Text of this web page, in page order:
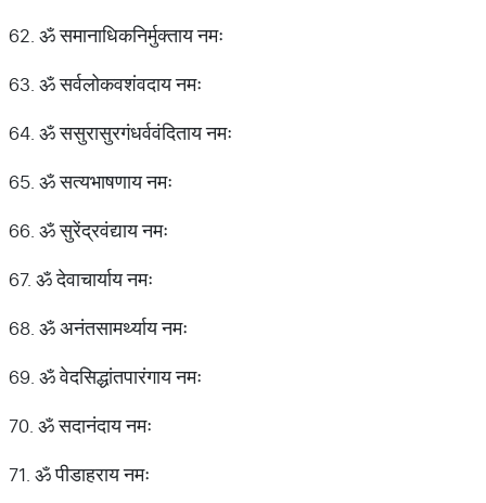
62. ॐ समानाधिकनिर्मुक्ताय नमः
63. ॐ सर्वलोकवशंवदाय नमः
64. ॐ ससुरासुरगंधर्ववंदिताय नमः
65. ॐ सत्यभाषणाय नमः
66. ॐ सुरेंद्रवंद्याय नमः
67. ॐ देवाचार्याय नमः
68. ॐ अनंतसामर्थ्याय नमः
69. ॐ वेदसिद्धांतपारंगाय नमः
70. ॐ सदानंदाय नमः
71. ॐ पीडाहराय नमः